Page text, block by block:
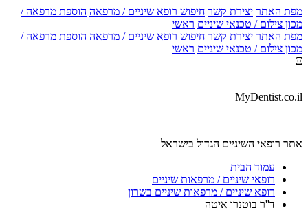
מפת האתר יצירת קשר חיפוש רופא שיניים / מרפאה הוספת מרפאה /
מכון צילום / טכנאי שיניים ראשי
מפת האתר יצירת קשר חיפוש רופא שיניים / מרפאה הוספת מרפאה /
מכון צילום / טכנאי שיניים ראשי
Ξ
MyDentist.co.il
אתר רופאי השיניים הגדול בישראל
עמוד הבית
רופאי שיניים / מרפאות שיניים
רופא שיניים / מרפאות שיניים בשרון
ד''ר בוטנרו איטה